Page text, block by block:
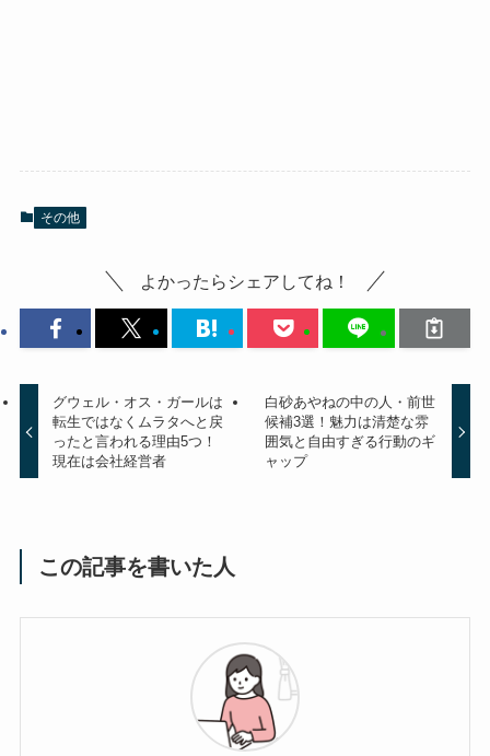
その他
よかったらシェアしてね！
グウェル・オス・ガールは
転生ではなくムラタへと戻
ったと言われる理由5つ！
現在は会社経営者
白砂あやねの中の人・前世
候補3選！魅力は清楚な雰
囲気と自由すぎる行動のギ
ャップ
この記事を書いた人